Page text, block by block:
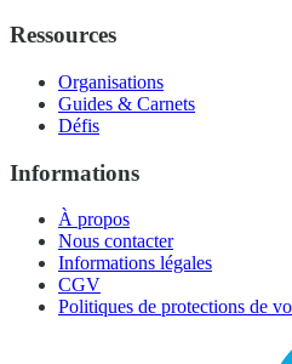
Ressources
Organisations
Guides & Carnets
Défis
Informations
À propos
Nous contacter
Informations légales
CGV
Politiques de protections de